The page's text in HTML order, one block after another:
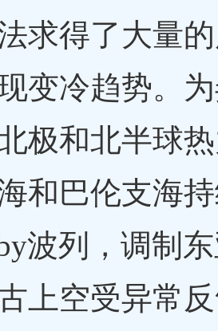
求得了大量
变冷趋势。
极和北半球
和巴伦支海
波列，调制
上空受异常